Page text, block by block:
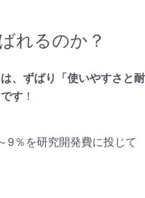
れるのか？
、ずばり「使いやすさと耐
す ！
9％を研究開発費に投じて